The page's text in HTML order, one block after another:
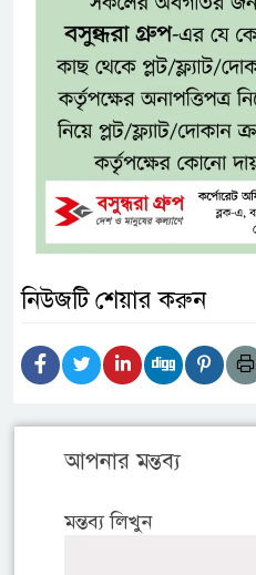
নিউজটি শেয়ার করুন
আপনার মন্তব্য
মন্তব্য লিখুন